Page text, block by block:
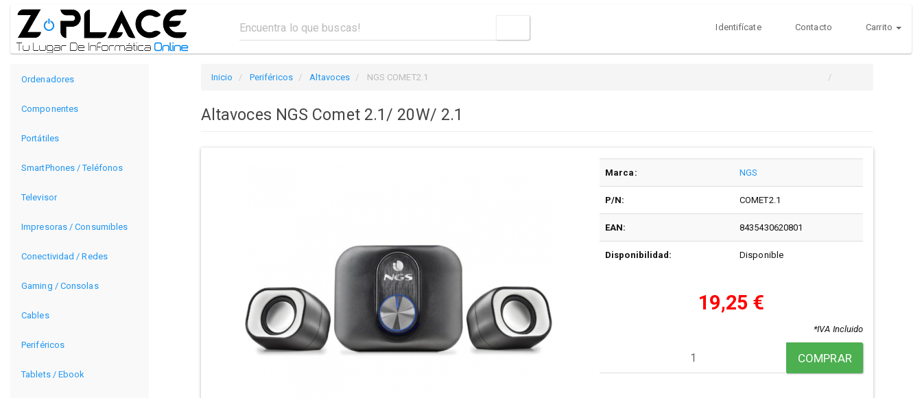
Identifícate Contacto Carrito
Ordenadores
Componentes
Portátiles
SmartPhones / Teléfonos
Televisor
Impresoras / Consumibles
Conectividad / Redes
Gaming / Consolas
Cables
Periféricos
Tablets / Ebook
Inicio Periféricos Altavoces NGS COMET2.1
Altavoces NGS Comet 2.1/ 20W/ 2.1
Marca: NGS
P/N: COMET2.1
EAN: 8435430620801
Disponibilidad: Disponible
19,25 €
*IVA Incluido
COMPRAR